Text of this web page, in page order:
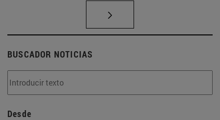
BUSCADOR NOTICIAS
Desde